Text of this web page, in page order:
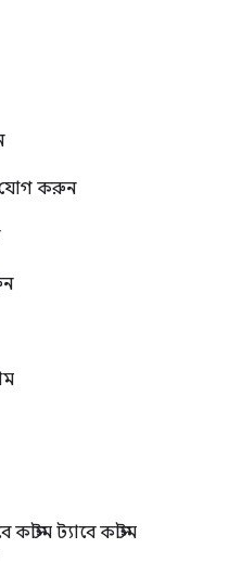
যোগ করুন
কাস্টম ট্যাবে কাস্টম